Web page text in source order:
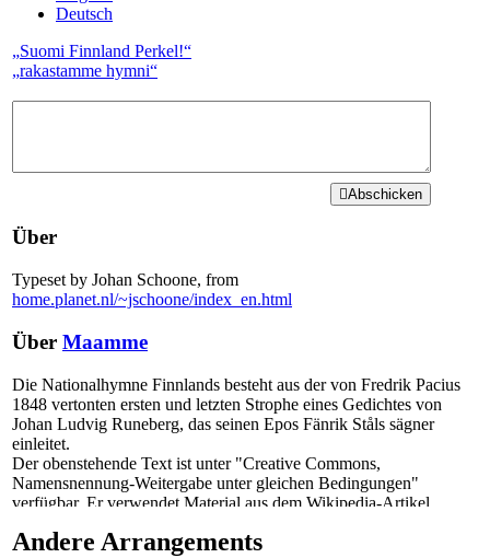
Deutsch
„Suomi Finnland Perkel!“
„rakastamme hymni“
Abschicken
Über
Typeset by Johan Schoone, from
home.planet.nl/~jschoone/index_en.html
Über Maamme
Die Nationalhymne Finnlands besteht aus der von Fredrik Pacius
1848 vertonten ersten und letzten Strophe eines Gedichtes von
Johan Ludvig Runeberg, das seinen Epos Fänrik Ståls sägner
einleitet.
Der obenstehende Text ist unter "Creative Commons,
Namensnennung-Weitergabe unter gleichen Bedingungen"
verfügbar. Er verwendet Material aus dem Wikipedia-Artikel
Andere Arrangements